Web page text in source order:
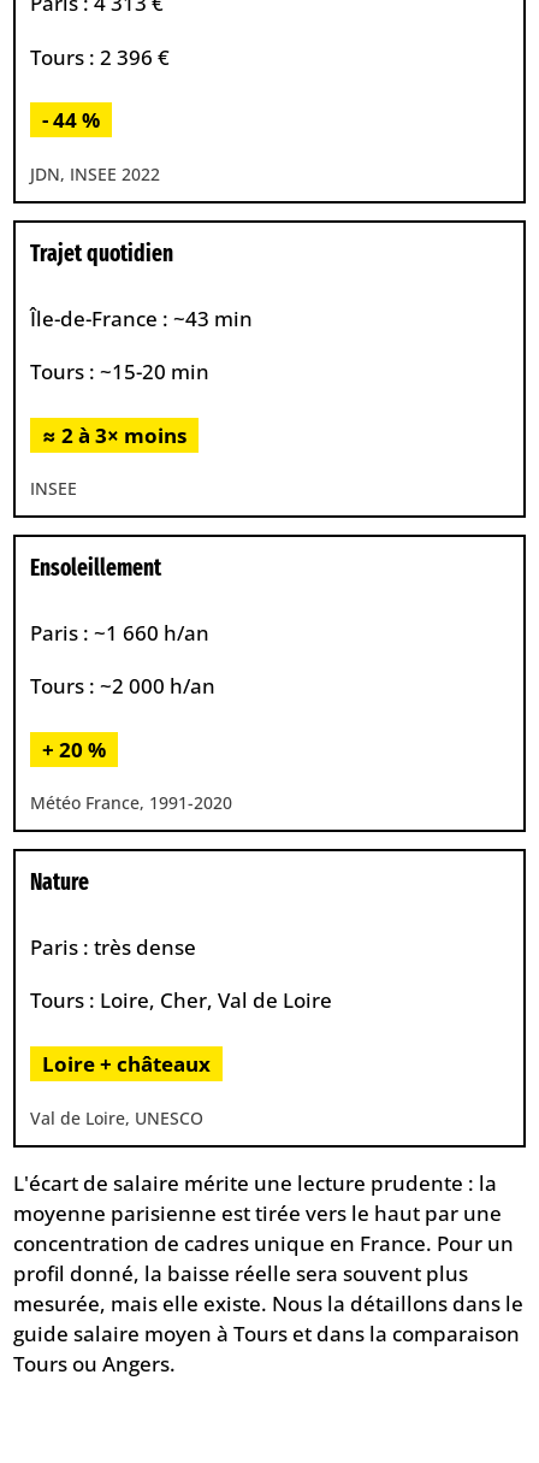
Tours : 2 396 €
- 44 %
JDN, INSEE 2022
Trajet quotidien
Île-de-France : ~43 min
Tours : ~15-20 min
≈ 2 à 3× moins
INSEE
Ensoleillement
Paris : ~1 660 h/an
Tours : ~2 000 h/an
+ 20 %
Météo France, 1991-2020
Nature
Paris : très dense
Tours : Loire, Cher, Val de Loire
Loire + châteaux
Val de Loire, UNESCO
L'écart de salaire mérite une lecture prudente : la
moyenne parisienne est tirée vers le haut par une
concentration de cadres unique en France. Pour un
profil donné, la baisse réelle sera souvent plus
mesurée, mais elle existe. Nous la détaillons dans le
guidesalaire moyen à Tours et dans la comparaison
Tours ou Angers.